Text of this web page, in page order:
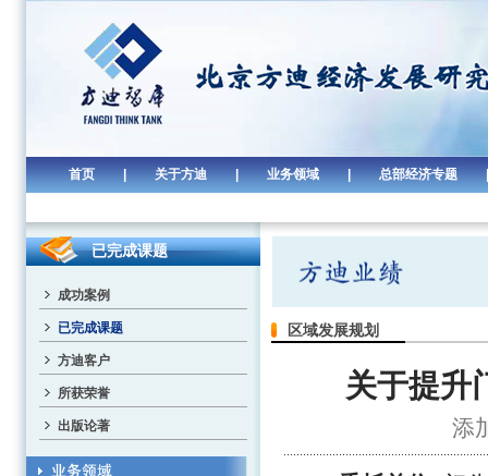
首页 | 关于方迪 | 业务领域 | 总部经济专题 |
已完成课题
成功案例
已完成课题
方迪客户
所获荣誉
出版论著
区域发展规划
关于提升
添